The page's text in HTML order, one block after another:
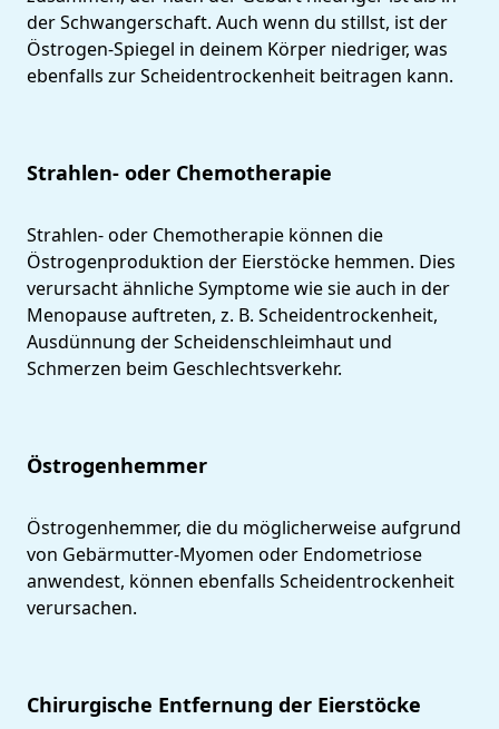
der Schwangerschaft. Auch wenn du stillst, ist der
Östrogen-Spiegel in deinem Körper niedriger, was
ebenfalls zur Scheidentrockenheit beitragen kann.
Strahlen- oder Chemotherapie
Strahlen- oder Chemotherapie können die
Östrogenproduktion der Eierstöcke hemmen. Dies
verursacht ähnliche Symptome wie sie auch in der
Menopause auftreten, z. B. Scheidentrockenheit,
Ausdünnung der Scheidenschleimhaut und
Schmerzen beim Geschlechtsverkehr.
Östrogenhemmer
Östrogenhemmer, die du möglicherweise aufgrund
von Gebärmutter-Myomen oder Endometriose
anwendest, können ebenfalls Scheidentrockenheit
verursachen.
Chirurgische Entfernung der Eierstöcke